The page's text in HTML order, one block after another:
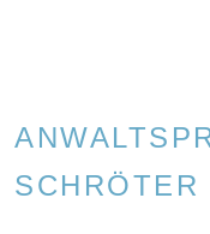
SCHRÖTER